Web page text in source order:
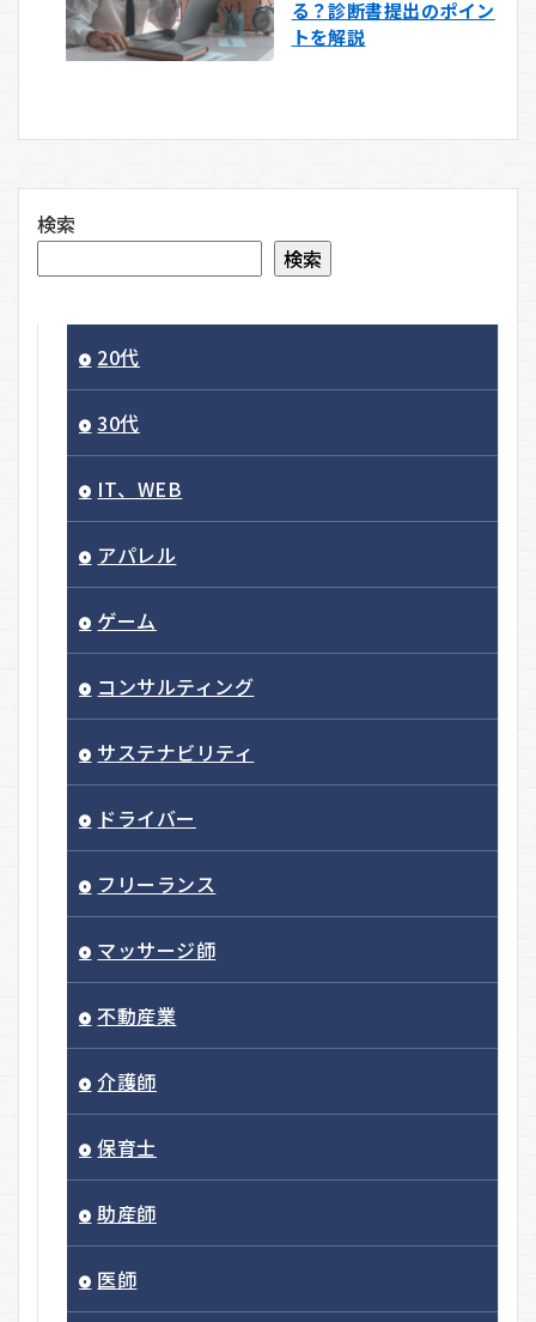
る？診断書提出のポイン
トを解説
検索
検索
20代
30代
IT、WEB
アパレル
ゲーム
コンサルティング
サステナビリティ
ドライバー
フリーランス
マッサージ師
不動産業
介護師
保育士
助産師
医師